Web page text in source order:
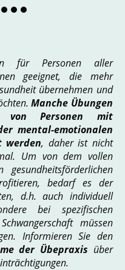
für Personen aller
geeignet, die mehr
übernehmen und
Manche Übungen
von Personen mit
mental-emotionalen
werden, daher ist nicht
Um von dem vollen
bedarf es der
d.h. auch individuell
bei spezifischen
müssen
Informieren Sie den
der Übepraxis über